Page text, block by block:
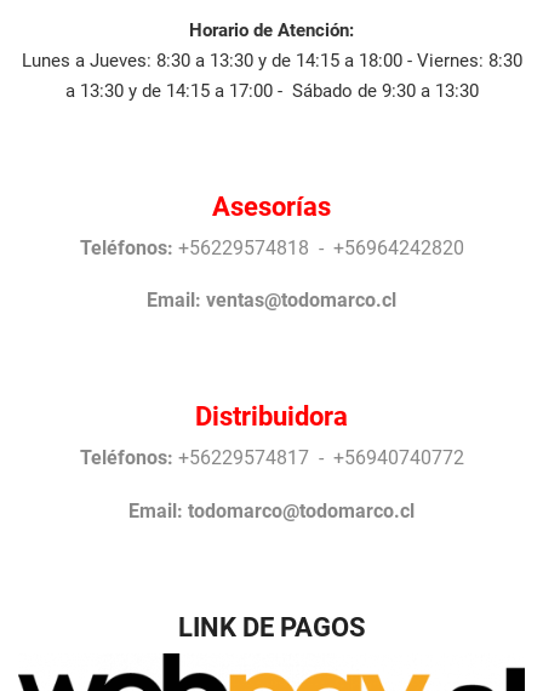
Horario de Atención:
Lunes a Jueves: 8:30 a 13:30 y de 14:15 a 18:00 - Viernes: 8:30
a 13:30 y de 14:15 a 17:00 - Sábado de 9:30 a 13:30
Asesorías
Teléfonos: +56229574818 - +56964242820
Email: ventas@todomarco.cl
Distribuidora
Teléfonos: +56229574817 - +56940740772
Email: todomarco@todomarco.cl
LINK DE PAGOS